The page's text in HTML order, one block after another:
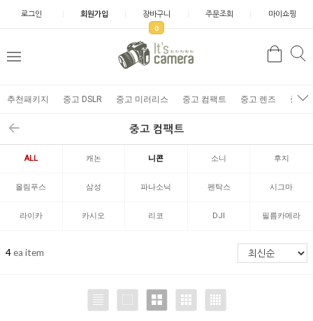
로그인 회원가입 장바구니
0
주문조회 마이쇼핑
추천패키지 중고 DSLR 중고 미러리스 중고 컴팩트 중고 렌즈 중고
중고 컴팩트
ALL 캐논 니콘 소니 후지
올림푸스 삼성 파나소닉 펜탁스 시그마
라이카 카시오 리코 DJI 필름카메라
4ea item